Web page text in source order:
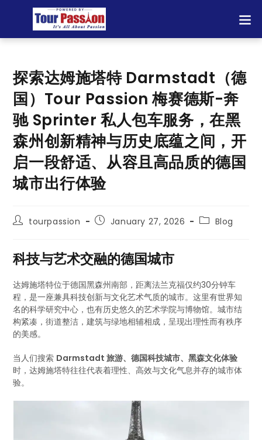
探索达姆施塔特 Darmstadt（德
国）Tour Passion 梅赛德斯-奔
驰 Sprinter 私人包车服务，在黑
森州创新精神与历史底蕴之间，开
启一段舒适、从容且高品质的德国
城市出行体验
tourpassion January 27, 2026 Blog
科技与艺术交融的德国城市
达姆施塔特位于德国黑森州南部，距离法兰克福仅约30分钟车
程，是一座兼具科技创新与文化艺术气质的城市。这里有世界知
名的科学研究中心，也有历史悠久的艺术学院与博物馆。城市结
构紧凑，街道整洁，建筑与绿地相辅相成，呈现出理性而有秩序
的美感。
当人们搜索 Darmstadt 旅游、德国科技城市、黑森文化体验
时，达姆施塔特往往代表着理性、高效与文化气息并存的城市体
验。